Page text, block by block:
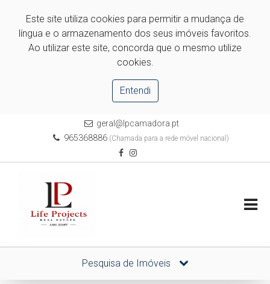
Este site utiliza cookies para permitir a mudança de
língua e o armazenamento dos seus imóveis favoritos.
Ao utilizar este site, concorda que o mesmo utilize
cookies.
Entendi
geral@lpcamadora.pt
965368886 (Chamada para a rede móvel nacional)
Pesquisa de Imóveis